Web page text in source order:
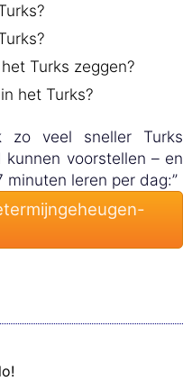
het Turks zeggen?
het Turks?
zo veel sneller Turks
voorstellen – en
leren per dag:”